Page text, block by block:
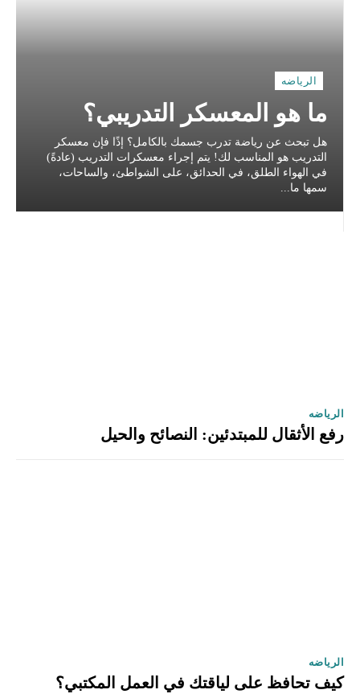
الرياضه
ما هو المعسكر التدريبي؟
هل تبحث عن رياضة تدرب جسمك بالكامل؟ إذًا فإن معسكر
التدريب هو المناسب لك! يتم إجراء معسكرات التدريب (عادةً)
في الهواء الطلق، في الحدائق، على الشواطئ، والساحات،
سمها ما...
الرياضه
رفع الأثقال للمبتدئين: النصائح والحيل
الرياضه
كيف تحافظ على لياقتك في العمل المكتبي؟